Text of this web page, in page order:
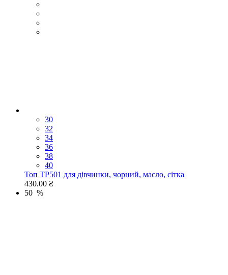
30
32
34
36
38
40
Топ TP501 для дівчинки, чорний, масло, сітка
430.00 ₴
50 %